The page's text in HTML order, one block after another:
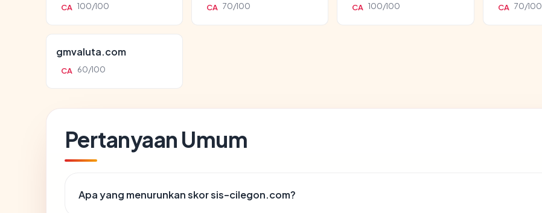
CA 100/100 CA 70/100 CA 100/100 CA 70/100
gmvaluta.com
CA 60/100
Pertanyaan Umum
Apa yang menurunkan skor sis-cilegon.com?